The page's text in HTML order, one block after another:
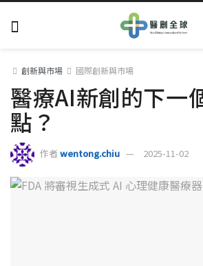
創新與市場 國際創新與市場
醫療AI新創的下一
點？
作者wentong.chiu 2025-11-02